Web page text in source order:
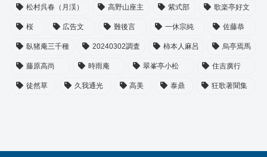
松村呉春（月渓） 高野山座主 紫式部 歌楽亭好文
桜 広告文 難後言 一休宗純 佐藤恭
臥猪庵三千種 20240302調査 柿本人麻呂 烏亭焉馬
藤原高尚 時雨庵 翠峯亭小松 住吉廣行
徒然草 久我通光 高美 泰鼎 狂歌著聞集